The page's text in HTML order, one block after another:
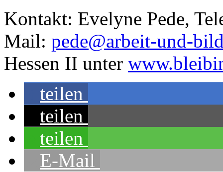
Kontakt: Evelyne Pede,
Mail: pede@arbeit-und-
Hessen II unter
teilen
teilen
teilen
E-Mail